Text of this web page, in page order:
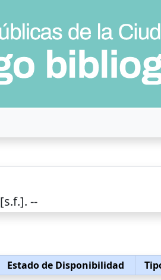
[s.f.]. --
Estado de Disponibilidad